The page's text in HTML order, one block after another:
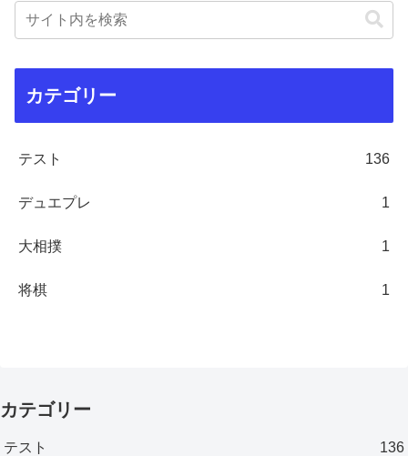
カテゴリー
テスト 136
デュエプレ 1
大相撲 1
将棋 1
カテゴリー
テスト 136